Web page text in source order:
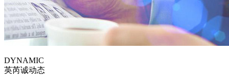
DYNAMIC
英芮诚动态